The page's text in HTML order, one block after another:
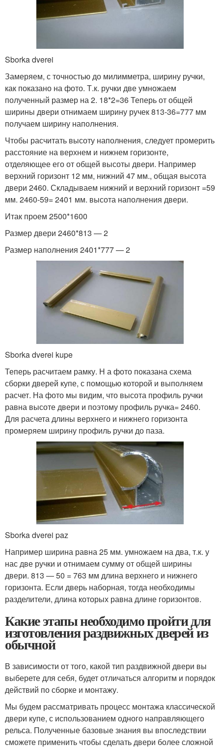
Sborka dverei
Замеряем, с точностью до милимметра, ширину ручки,
как показано на фото. Т.к. ручки две умножаем
полученный размер на 2. 18*2=36 Теперь от общей
ширины двери отнимаем ширину ручек 813-36=777 мм
получаем ширину наполнения.
Чтобы расчитать высоту наполнения, следует промерить
расстояние на верхнем и нижнем горизонте,
отделяющее его от общей высоты двери. Например
верхний горизонт 12 мм, нижний 47 мм., общая высота
двери 2460. Складываем нижний и верхний горизонт =59
мм. 2460-59= 2401 мм. высота наполнения двери.
Итак проем 2500*1600
Размер двери 2460*813 — 2
Размер наполнения 2401*777 — 2
Sborka dverei kupe
Теперь расчитаем рамку. Н а фото показана схема
сборки дверей купе, с помощью которой и выполняем
расчет. На фото мы видим, что высота профиль ручки
равна высоте двери и поэтому профиль ручка= 2460.
Для расчета длины верхнего и нижнего горизонта
промеряем ширину профиль ручки до паза.
Sborka dverei paz
Например ширина равна 25 мм. умножаем на два, т.к. у
нас две ручки и отнимаем сумму от общей ширины
двери. 813 — 50 = 763 мм длина верхнего и нижнего
горизонта. Если дверь наборная, тогда необходимы
разделители, длина которых равна длине горизонтов.
Какие этапы необходимо пройти для
изготовления раздвижных дверей из
обычной
В зависимости от того, какой тип раздвижной двери вы
выберете для себя, будет отличаться алгоритм и порядок
действий по сборке и монтажу.
Мы будем рассматривать процесс монтажа классической
двери купе, с использованием одного направляющего
рельса. Полученные базовые знания вы впоследствии
сможете применить чтобы сделать двери более сложной